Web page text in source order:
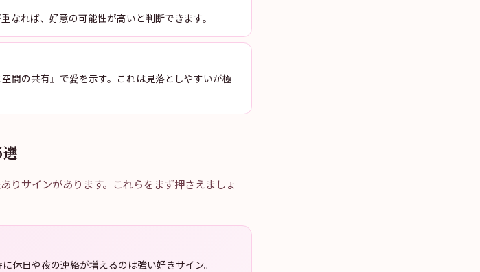
なれば、好意の可能性が高いと判断できます。
間の共有』で愛を示す。これは見落としやすいが極
りサインがあります。これらをまず押さえましょ
休日や夜の連絡が増えるのは強い好きサイン。